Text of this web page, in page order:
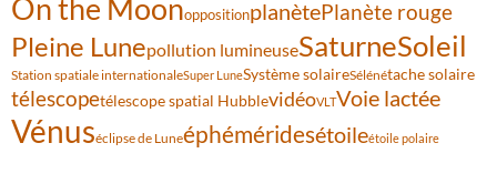
On the MoonoppositionplanètePlanète rouge
Pleine Lunepollution lumineuseSaturneSoleil
Station spatiale internationaleSuper LuneSystème solaireSélénétache solaire
télescopetélescope spatial HubblevidéoVLTVoie lactée
Vénuséclipse de Luneéphéméridesétoileétoile polaire